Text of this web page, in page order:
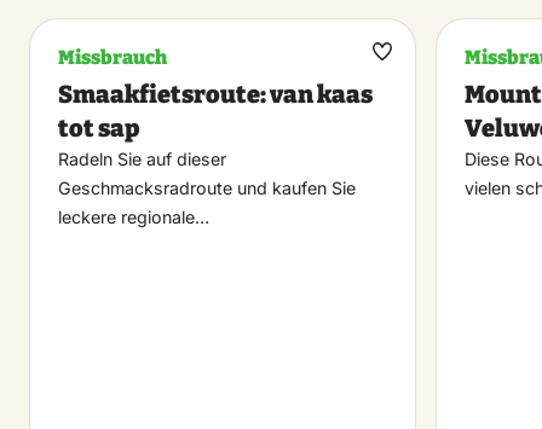
Missbrauch
Smaakfietsroute: van kaas
tot sap
Radeln Sie auf dieser
Geschmacksradroute und kaufen Sie
leckere regionale…
Maak
Diese
vielen